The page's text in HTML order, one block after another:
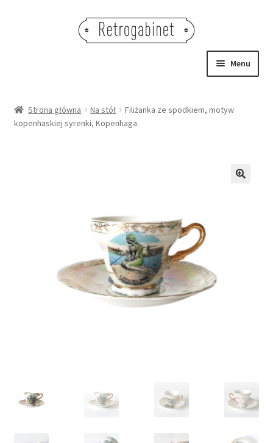
Menu
OBRAZY
Strona główna Na stół
Filiżanka ze spodkiem, motyw
kopenhaskiej syrenki, Kopenhaga